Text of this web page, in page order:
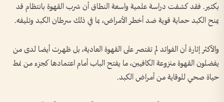
بكثير. فقد كشفت دراسة علمية واسعة النطاق أن شرب القهوة بانتظام قد
يمنح الكبد حماية قوية ضد أخطر الأمراض، بما في ذلك سرطان الكبد وتليفه.
والأكثر إثارة أن الفوائد لم تقتصر على القهوة العادية، بل ظهرت أيضا لدى من
يفضلون القهوة منزوعة الكافيين، ما يفتح الباب أمام اعتمادها كجزء من نمط
حياة صحي للوقاية من أمراض الكبد.